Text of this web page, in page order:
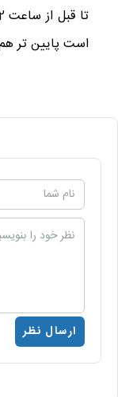
است پایین تر
ارسال نظر